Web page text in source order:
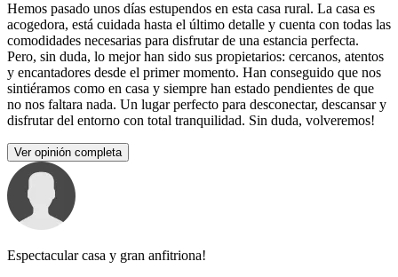
Hemos pasado unos días estupendos en esta casa rural. La casa es
acogedora, está cuidada hasta el último detalle y cuenta con todas las
comodidades necesarias para disfrutar de una estancia perfecta.
Pero, sin duda, lo mejor han sido sus propietarios: cercanos, atentos
y encantadores desde el primer momento. Han conseguido que nos
sintiéramos como en casa y siempre han estado pendientes de que
no nos faltara nada. Un lugar perfecto para desconectar, descansar y
disfrutar del entorno con total tranquilidad. Sin duda, volveremos!
Ver opinión completa
Espectacular casa y gran anfitriona!